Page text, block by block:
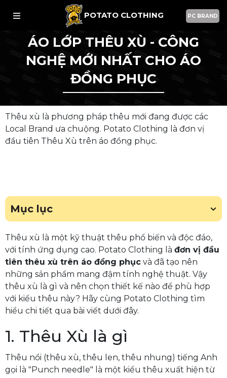
POTATO CLOTHING PC BRAND
ÁO LỚP THÊU XÙ - CÔNG
NGHỆ MỚI NHẤT CHO ÁO
ĐỒNG PHỤC
Thêu xù là phương pháp thêu mới đang được các
Local Brand ưa chuộng. Potato Clothing là đơn vị
đầu tiên Thêu Xù trên áo đồng phục.
Mục lục
Thêu xù là một kỹ thuật thêu phổ biến và độc đáo,
với tính ứng dụng cao. Potato Clothing là đơn vị đầu
tiên thêu xù trên áo đồng phục và đã tạo nên
những sản phẩm mang đậm tính nghệ thuật. Vậy
thêu xù là gì và nên chọn thiết kế nào để phù hợp
với kiểu thêu này? Hãy cùng Potato Clothing tìm
hiểu chi tiết qua bài viết dưới đây.
1. Thêu Xù là gì
Thêu nổi (thêu xù, thêu len, thêu nhung) tiếng Anh
gọi là "Punch needle" là một kiểu thêu xuất hiện từ